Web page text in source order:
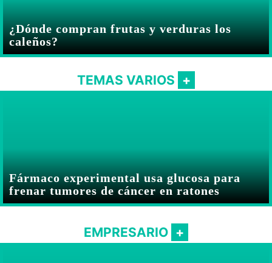
¿Dónde compran frutas y verduras los
caleños?
TEMAS VARIOS
Fármaco experimental usa glucosa para
frenar tumores de cáncer en ratones
EMPRESARIO